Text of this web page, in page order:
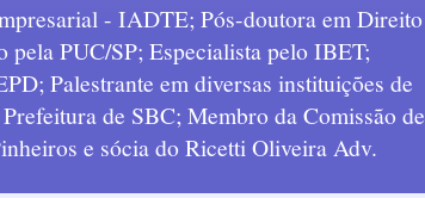
- IADTE; Pós-doutora em Direito
PUC/SP; Especialista pelo IBET;
Palestrante em diversas instituições de
de SBC; Membro da Comissão de
e sócia do Ricetti Oliveira Adv.